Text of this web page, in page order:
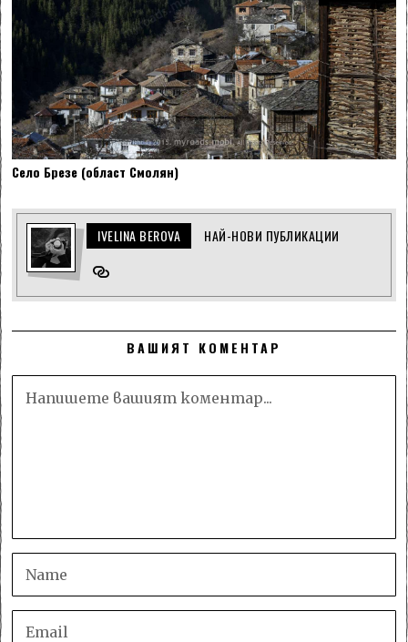
Село Брезе (област Смолян)
IVELINA BEROVA НАЙ-НОВИ ПУБЛИКАЦИИ
ВАШИЯТ КОМЕНТАР